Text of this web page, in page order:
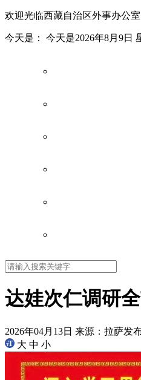
欢迎光临西藏自治区外事办公室
今天是： 今天是2026年8月9日
达娃次仁调研
2026年04月13日 来源：拉萨发
大 中 小